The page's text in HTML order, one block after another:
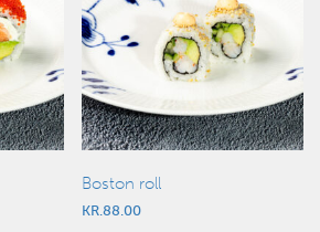
Boston roll
KR.88.00